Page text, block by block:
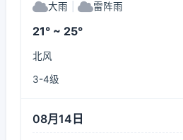
大雨 雷阵雨
21° ~ 25°
北风
3-4级
08月14日